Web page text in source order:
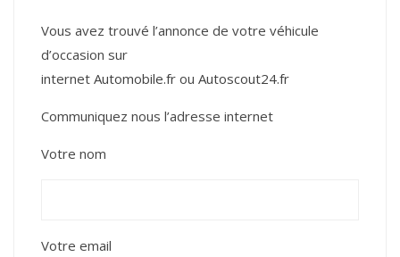
Vous avez trouvé l’annonce de votre véhicule
d’occasion sur
internet Automobile.fr ou Autoscout24.fr
Communiquez nous l’adresse internet
Votre nom
Votre email